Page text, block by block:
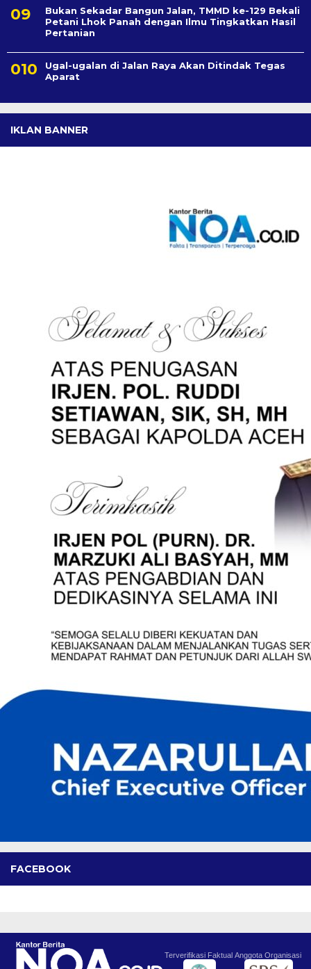
Bukan Sekadar Bangun Jalan, TMMD ke-129 Bekali
Petani Lhok Panah dengan Ilmu Tingkatkan Hasil
Pertanian
Ugal-ugalan di Jalan Raya Akan Ditindak Tegas
Aparat
IKLAN BANNER
FACEBOOK
Terverifikasi Faktual Anggota Organisasi